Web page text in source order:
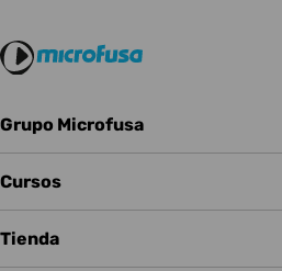
Grupo Microfusa
Cursos
Tienda